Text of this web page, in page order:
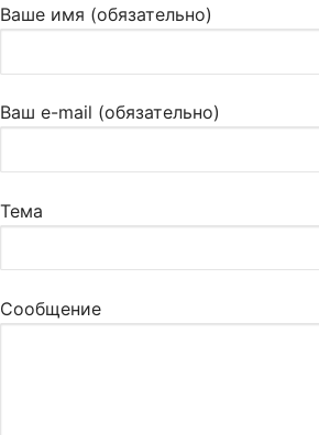
Ваше имя (обязательно)
Ваш e-mail (обязательно)
Тема
Сообщение